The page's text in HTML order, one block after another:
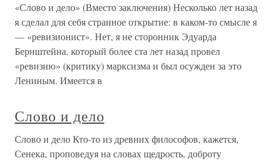
«Слово и дело» (Вместо заключения) Несколько лет назад
я сделал для себя странное открытие: в каком-то смысле я
— «ревизионист». Нет, я не сторонник Эдуарда
Бернштейна, который более ста лет назад провел
«ревизию» (критику) марксизма и был осужден за это
Лениным. Имеется в
Слово и дело
Слово и дело Кто-то из древних философов, кажется,
Сенека, проповедуя на словах щедрость, доброту